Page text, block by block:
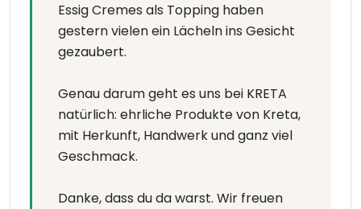
Essig Cremes als Topping haben
gestern vielen ein Lächeln ins Gesicht
gezaubert.
Genau darum geht es uns bei KRETA
natürlich: ehrliche Produkte von Kreta,
mit Herkunft, Handwerk und ganz viel
Geschmack.
Danke, dass du da warst. Wir freuen